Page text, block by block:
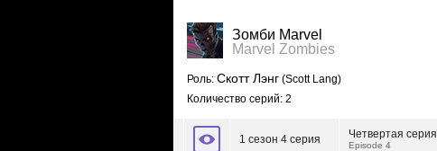
Зомби Marvel
Marvel Zombies
Роль: Скотт Лэнг (Scott Lang)
Количество серий: 2
1 сезон 4 серия Четвертая серия
Episode 4